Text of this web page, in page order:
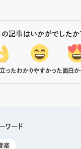
の記事はいかがでしたか
ったわかりやすかった面白か
ワード
楽